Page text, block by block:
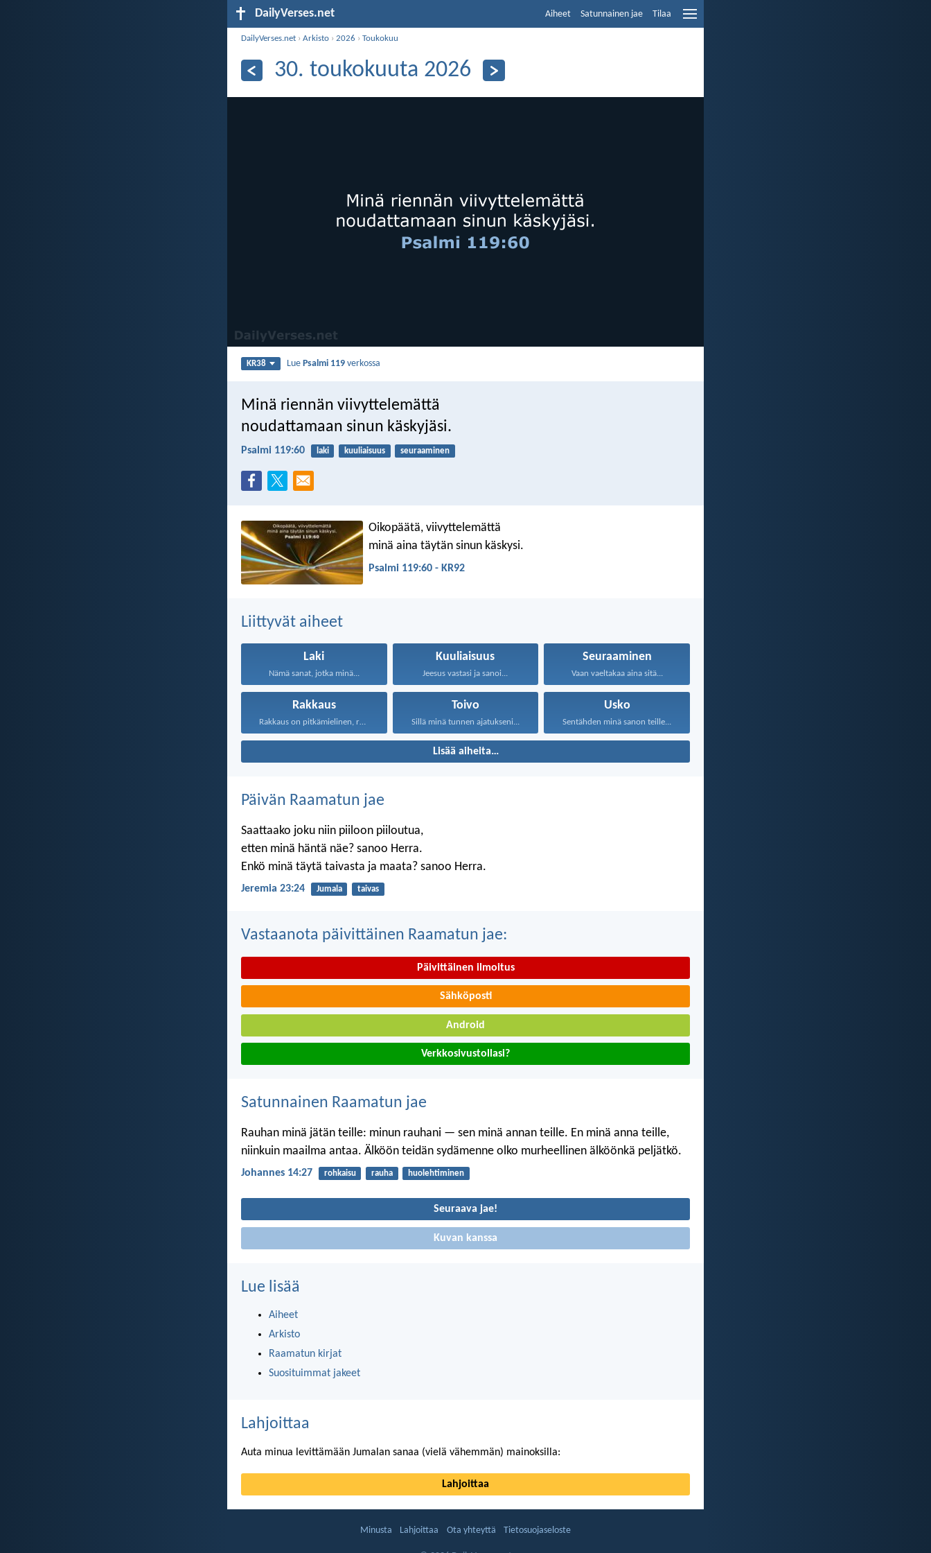
DailyVerses.net Aiheet Satunnainen jae Tilaa
DailyVerses.net ›Arkisto ›2026 ›Toukokuu
30. toukokuuta 2026
KR38 LuePsalmi 119 verkossa
Minä riennän viivyttelemättä
noudattamaan sinun käskyjäsi.
Psalmi 119:60 laki kuuliaisuus seuraaminen
Oikopäätä, viivyttelemättä
minä aina täytän sinun käskysi.
Psalmi 119:60 - KR92
Liittyvät aiheet
Laki
Nämä sanat, jotka minä...
Kuuliaisuus
Jeesus vastasi ja sanoi...
Seuraaminen
Vaan vaeltakaa aina sitä...
Rakkaus
Rakkaus on pitkämielinen, rakkaus...
Toivo
Sillä minä tunnen ajatukseni...
Usko
Sentähden minä sanon teille...
Lisää aiheita…
Päivän Raamatun jae
Saattaako joku niin piiloon piiloutua,
etten minä häntä näe? sanoo Herra.
Enkö minä täytä taivasta ja maata? sanoo Herra.
Jeremia 23:24 Jumala taivas
Vastaanota päivittäinen Raamatun jae:
Päivittäinen ilmoitus
Sähköposti
Android
Verkkosivustollasi?
Satunnainen Raamatun jae
Rauhan minä jätän teille: minun rauhani — sen minä annan teille. En minä anna teille,
niinkuin maailma antaa. Älköön teidän sydämenne olko murheellinen älköönkä peljätkö.
Johannes 14:27 rohkaisu rauha huolehtiminen
Seuraava jae!
Kuvan kanssa
Lue lisää
Aiheet
Arkisto
Raamatun kirjat
Suosituimmat jakeet
Lahjoittaa
Auta minua levittämään Jumalan sanaa (vielä vähemmän) mainoksilla:
Lahjoittaa
Minusta Lahjoittaa Ota yhteyttä Tietosuojaseloste